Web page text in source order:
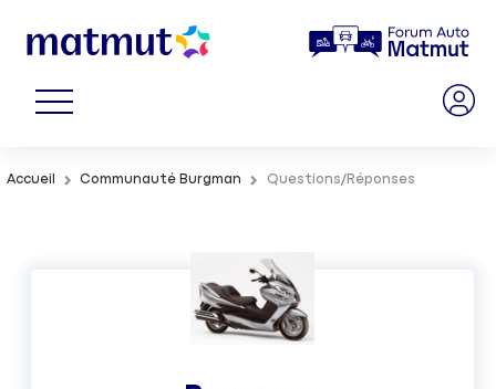
Accueil Communauté Burgman Questions/Réponses